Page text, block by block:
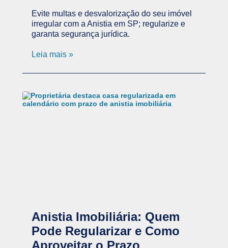
Evite multas e desvalorização do seu imóvel
irregular com a Anistia em SP; regularize e
garanta segurança jurídica.
Leia mais »
Anistia Imobiliária: Quem
Pode Regularizar e Como
Aproveitar o Prazo